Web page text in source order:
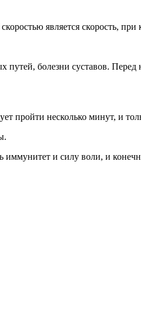
является скорость, при
болезни суставов. Перед
пройти несколько минут, и
и силу воли, и